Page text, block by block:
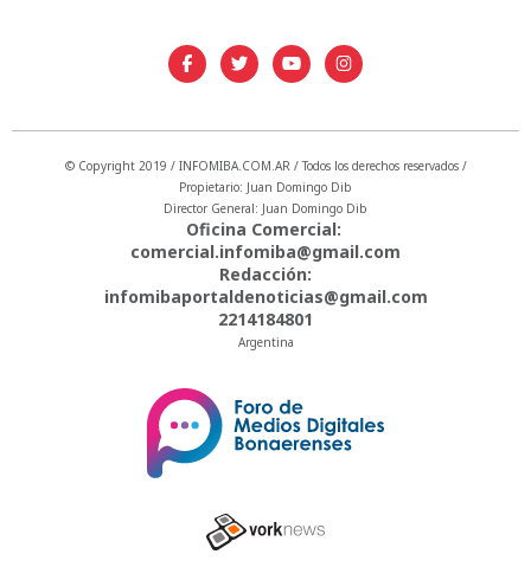
© Copyright 2019 / INFOMIBA.COM.AR / Todos los derechos reservados /
Propietario: Juan Domingo Dib
Director General: Juan Domingo Dib
Oficina Comercial:
comercial.infomiba@gmail.com
Redacción:
infomibaportaldenoticias@gmail.com
2214184801
Argentina